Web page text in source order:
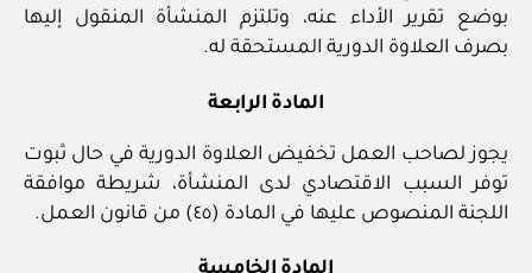
بوضع تقرير الأداء عنه، وتلتزم المنشأة المنقول إليها
بصرف العلاوة الدورية المستحقة له.
المادة الرابعة
يجوز لصاحب العمل تخفيض العلاوة الدورية في حال ثبوت
توفر السبب الاقتصادي لدى المنشأة، شريطة موافقة
اللجنة المنصوص عليها في المادة (٤٥) من قانون العمل.